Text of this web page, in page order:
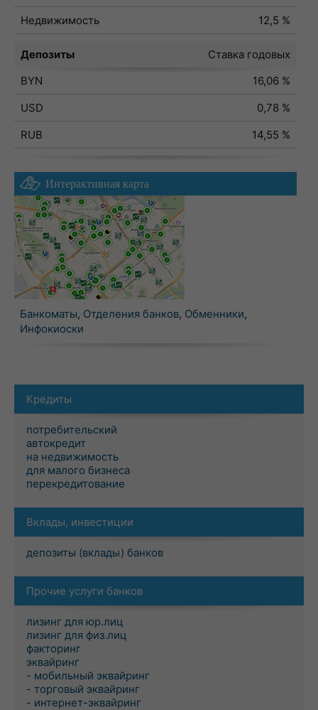
Недвижимость
12,5 %
Депозиты
Ставка годовых
BYN
16,06 %
USD
0,78 %
RUB
14,55 %
Интерактивная карта
Банкоматы, Отделения банков, Обменники,
Инфокиоски
Кредиты
потребительский
автокредит
на недвижимость
для малого бизнеса
перекредитование
Вклады, инвестиции
депозиты (вклады) банков
Прочие услуги банков
лизинг для юр.лиц
лизинг для физ.лиц
факторинг
эквайринг
- мобильный эквайринг
- торговый эквайринг
- интернет-эквайринг